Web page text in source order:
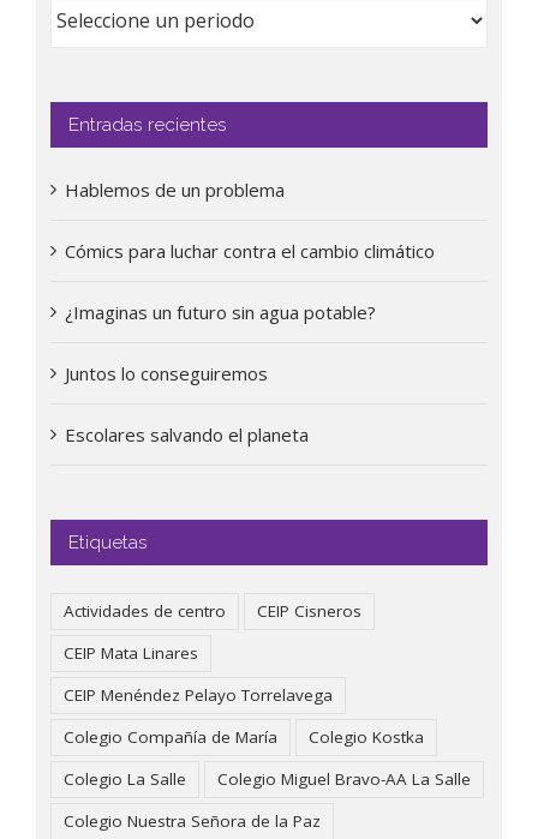
Entradas recientes
Hablemos de un problema
Cómics para luchar contra el cambio climático
¿Imaginas un futuro sin agua potable?
Juntos lo conseguiremos
Escolares salvando el planeta
Etiquetas
Actividades de centro
CEIP Cisneros
CEIP Mata Linares
CEIP Menéndez Pelayo Torrelavega
Colegio Compañía de María
Colegio Kostka
Colegio La Salle
Colegio Miguel Bravo-AA La Salle
Colegio Nuestra Señora de la Paz